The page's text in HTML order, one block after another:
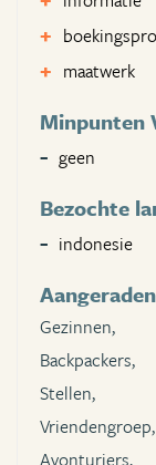
maatwerk
Minpunten
geen
Bezochte
indonesie
Gezinnen,
Backpackers,
Stellen,
Vriendengroep,
Avonturiers,